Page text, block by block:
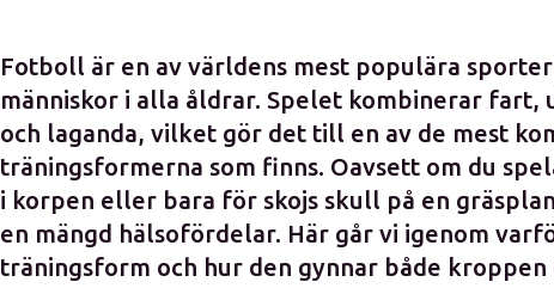
Fotboll är en av världens mest populära
människor i alla åldrar. Spelet kombinerar fart,
och laganda, vilket gör det till en av de mest
träningsformerna som finns. Oavsett om du
i korpen eller bara för skojs skull på en
en mängd hälsofördelar. Här går vi igenom
träningsform och hur den gynnar både kroppen